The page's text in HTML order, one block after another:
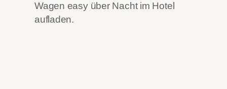
Wagen easy über Nacht im Hotel
aufladen.